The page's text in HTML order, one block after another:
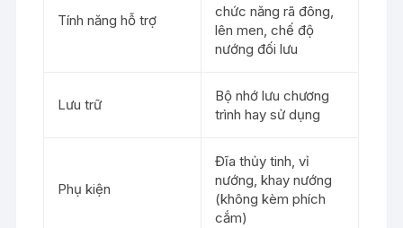
Tính năng hỗ trợ
chức năng rã đông,
lên men, chế độ
nướng đối lưu
Lưu trữ
Bộ nhớ lưu chương
trình hay sử dụng
Phụ kiện
Đĩa thủy tinh, vỉ
nướng, khay nướng
(không kèm phích
cắm)